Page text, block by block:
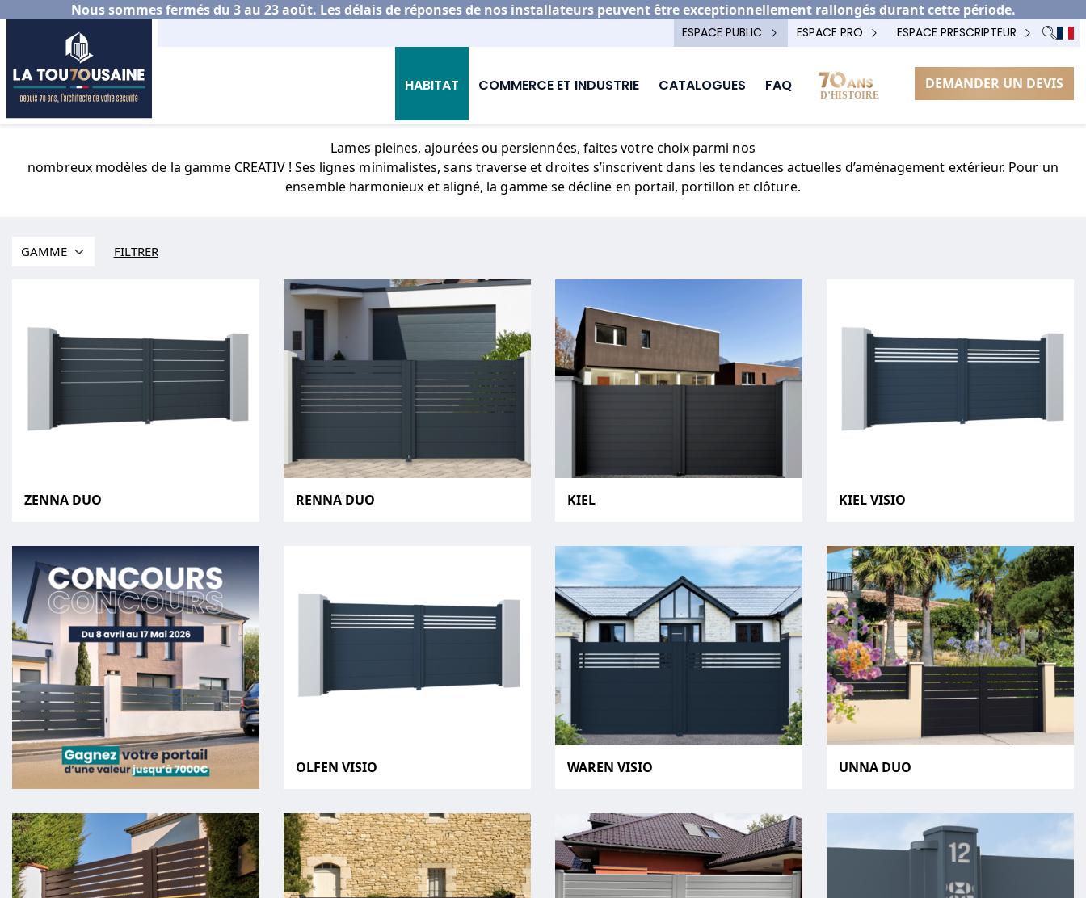
Nous sommes fermés du 3 au 23 août. Les délais de réponses de nos installateurs peuvent être exceptionnellement rallongés durant cette période.
ESPACE PUBLIC ESPACE PRO ESPACE PRESCRIPTEUR
HABITAT COMMERCE ET INDUSTRIE CATALOGUES FAQ DEMANDER UN DEVIS
Accueil Habitat Choisir son portail aluminium CREATIV
Lames pleines, ajourées ou persiennées, faites votre choix parmi nos
nombreux modèles de la gamme CREATIV ! Ses lignes minimalistes, sans traverse et droites s’inscrivent dans les tendances actuelles d’aménagement extérieur. Pour un
ensemble harmonieux et aligné, la gamme se décline en portail, portillon et clôture.
FILTRER
ZENNA DUO RENNA DUO KIEL KIEL VISIO
OLFEN VISIO WAREN VISIO UNNA DUO